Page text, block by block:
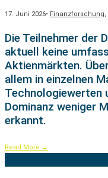
17. Juni 2026• Finanzforschung,
Die Teilnehmer der
aktuell keine
Aktienmärkten.
allem in einzelnen
Technologiewerten
Dominanz weniger
erkannt.
Read More →